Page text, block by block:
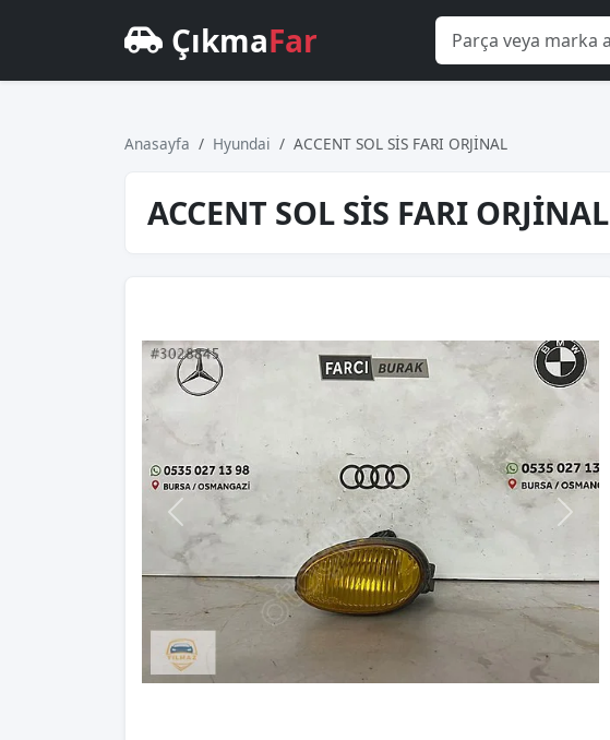
ÇıkmaFar
Anasayfa Hyundai ACCENT SOL SİS FARI ORJİNAL
ACCENT SOL SİS FARI ORJİNAL